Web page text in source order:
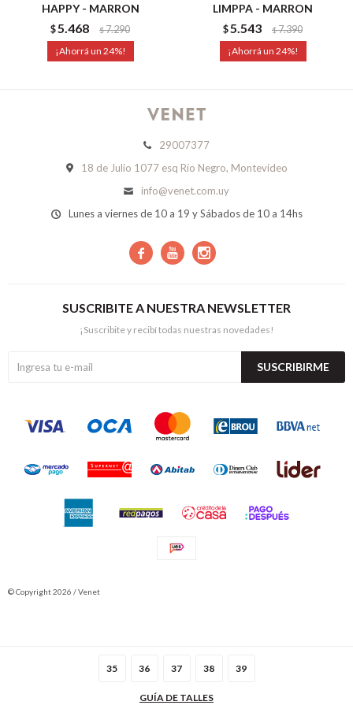
35 36 37 38 39
GUÍA DE TALLES
HAPPY - MARRON
$5.468 $7.290
24
LIMPPA - MARRON
$5.543 $7.390
24
29007377
18 de Julio 1077 esq Río Negro, Montevideo
info@venet.com.uy
Lunes a viernes de 10 a 19 y Sábados de 10 a 14hs
  
SUSCRIBITE A NUESTRA NEWSLETTER
¡Suscribite y recibí todas nuestras novedades!
SUSCRIBIRME
© Copyright 2026 / Venet